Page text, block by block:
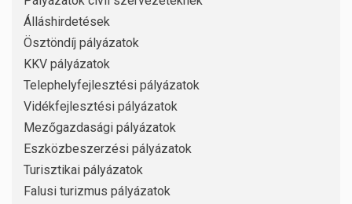
Álláshirdetések
Ösztöndíj pályázatok
KKV pályázatok
Telephelyfejlesztési pályázatok
Vidékfejlesztési pályázatok
Mezőgazdasági pályázatok
Eszközbeszerzési pályázatok
Turisztikai pályázatok
Falusi turizmus pályázatok